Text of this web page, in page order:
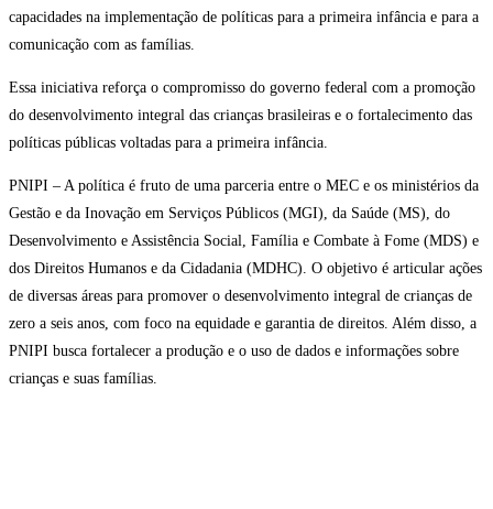
capacidades na implementação de políticas para a primeira infância e para a
comunicação com as famílias.
Essa iniciativa reforça o compromisso do governo federal com a promoção
do desenvolvimento integral das crianças brasileiras e o fortalecimento das
políticas públicas voltadas para a primeira infância.
PNIPI – A política é fruto de uma parceria entre o MEC e os ministérios da
Gestão e da Inovação em Serviços Públicos (MGI), da Saúde (MS), do
Desenvolvimento e Assistência Social, Família e Combate à Fome (MDS) e
dos Direitos Humanos e da Cidadania (MDHC). O objetivo é articular ações
de diversas áreas para promover o desenvolvimento integral de crianças de
zero a seis anos, com foco na equidade e garantia de direitos. Além disso, a
PNIPI busca fortalecer a produção e o uso de dados e informações sobre
crianças e suas famílias.